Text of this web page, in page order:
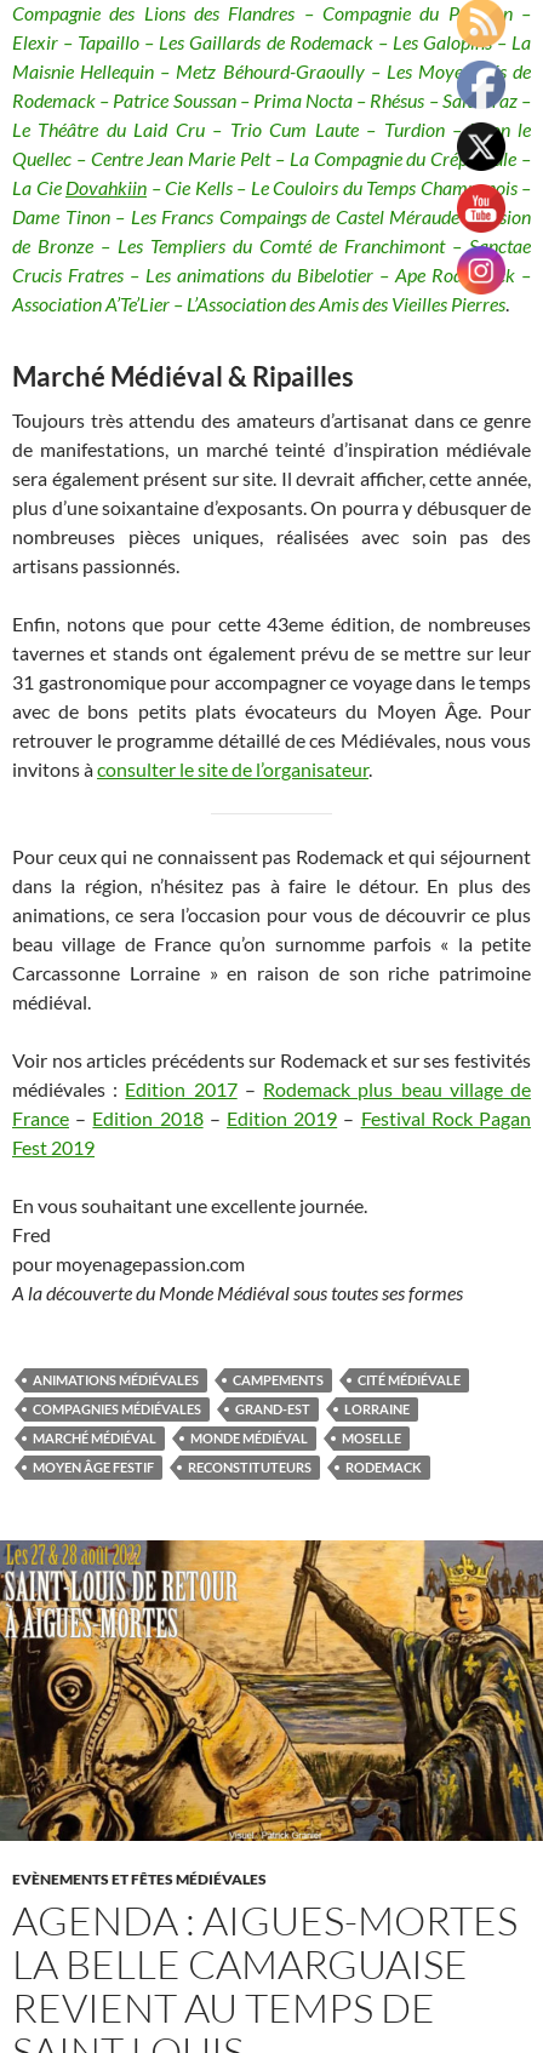
Compagnie des Lions des Flandres – Compagnie du Polisson –
Elexir – Tapaillo – Les Gaillards de Rodemack – Les Galopins – La
Maisnie Hellequin – Metz Béhourd-Graoully – Les Moyenâgés de
Rodemack – Patrice Soussan – Prima Nocta – Rhésus – Saltabraz –
Le Théâtre du Laid Cru – Trio Cum Laute – Turdion – Yvon le
Quellec – Centre Jean Marie Pelt – La Compagnie du Crépuscule –
La Cie Dovahkiin – Cie Kells – Le Couloirs du Temps Champenois –
Dame Tinon – Les Francs Compaings de Castel Méraude – Fusion
de Bronze – Les Templiers du Comté de Franchimont – Sanctae
Crucis Fratres – Les animations du Bibelotier – Ape Rodemack –
Association A’Te’Lier – L’Association des Amis des Vieilles Pierres.
Marché Médiéval & Ripailles
Toujours très attendu des amateurs d’artisanat dans ce genre
de manifestations, un marché teinté d’inspiration médiévale
sera également présent sur site. Il devrait afficher, cette année,
plus d’une soixantaine d’exposants. On pourra y débusquer de
nombreuses pièces uniques, réalisées avec soin pas des
artisans passionnés.
Enfin, notons que pour cette 43eme édition, de nombreuses
tavernes et stands ont également prévu de se mettre sur leur
31 gastronomique pour accompagner ce voyage dans le temps
avec de bons petits plats évocateurs du Moyen Âge. Pour
retrouver le programme détaillé de ces Médiévales, nous vous
invitons àconsulter le site de l’organisateur.
Pour ceux qui ne connaissent pas Rodemack et qui séjournent
dans la région, n’hésitez pas à faire le détour. En plus des
animations, ce sera l’occasion pour vous de découvrir ce plus
beau village de France qu’on surnomme parfois « la petite
Carcassonne Lorraine » en raison de son riche patrimoine
médiéval.
Voir nos articles précédents sur Rodemack et sur ses festivités
médiévales : Edition 2017– Rodemack plus beau village de
France – Edition 2018– Edition 2019 – Festival Rock Pagan
Fest 2019
En vous souhaitant une excellente journée.
Fred
pour moyenagepassion.com
A la découverte du Monde Médiéval sous toutes ses formes
ANIMATIONS MÉDIÉVALES CAMPEMENTS
CITÉ MÉDIÉVALE
COMPAGNIES MÉDIÉVALES
GRAND-EST
LORRAINE
MARCHÉ MÉDIÉVAL
MONDE MÉDIÉVAL
MOSELLE
MOYEN ÂGE FESTIF
RECONSTITUTEURS RODEMACK
EVÈNEMENTS ET FÊTES MÉDIÉVALES
AGENDA : AIGUES-MORTES
LA BELLE CAMARGUAISE
REVIENT AU TEMPS DE